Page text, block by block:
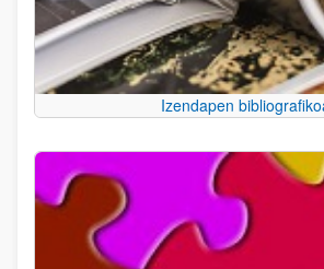
Izendapen